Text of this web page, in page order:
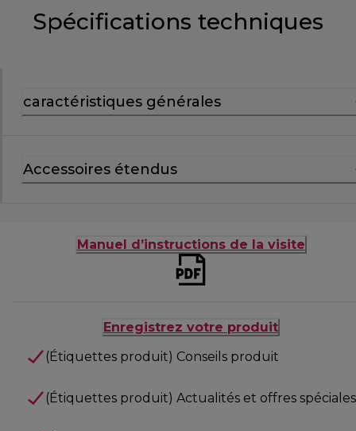
Spécifications techniques
caractéristiques générales
Accessoires étendus
Manuel d’instructions de la visite
Enregistrez votre produit
(Étiquettes produit) Conseils produit
(Étiquettes produit) Actualités et offres spéciales